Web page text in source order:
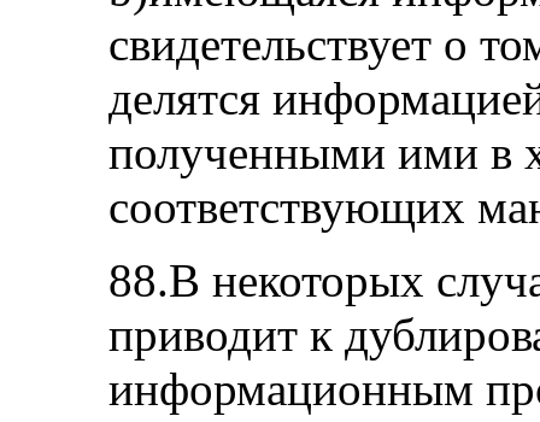
свидетельствует о
делятся
полученными ими в
соответствующих
88.В некоторых
приводит к
информационным